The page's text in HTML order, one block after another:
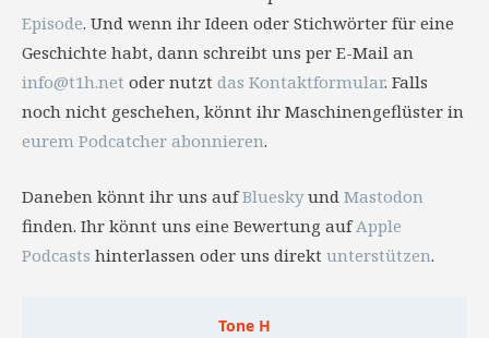
Episode. Und wenn ihr Ideen oder Stichwörter für eine
Geschichte habt, dann schreibt uns per E-Mail an
info@t1h.net oder nutzt das Kontaktformular. Falls
noch nicht geschehen, könnt ihr Maschinengeflüster in
eurem Podcatcher abonnieren.
Daneben könnt ihr uns aufBlueskyund Mastodon
finden. Ihr könnt uns eine Bewertung aufApple
Podcasts hinterlassen oder uns direkt unterstützen.